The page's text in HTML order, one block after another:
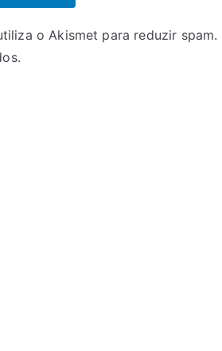
o Akismet para reduzir spam.
.